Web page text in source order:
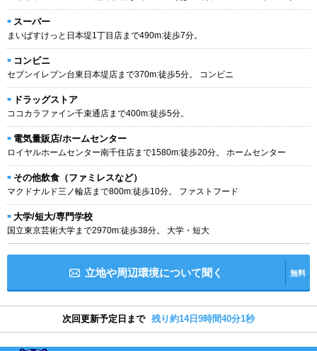
スーパー
まいばすけっと日本堤1丁目店まで490m:徒歩7分。
コンビニ
セブンイレブン台東日本堤店まで370m:徒歩5分。 コンビニ
ドラッグストア
ココカラファイン千束通店まで400m:徒歩5分。
電気量販店/ホームセンター
ロイヤルホームセンター南千住店まで1580m:徒歩20分。 ホームセンター
その他飲食（ファミレスなど）
マクドナルド三ノ輪店まで800m:徒歩10分。 ファストフード
大学/短大/専門学校
国立東京芸術大学まで2970m:徒歩38分。 大学・短大
立地や周辺環境について聞く 無料
次回更新予定日まで 残り約14日9時間40分0秒